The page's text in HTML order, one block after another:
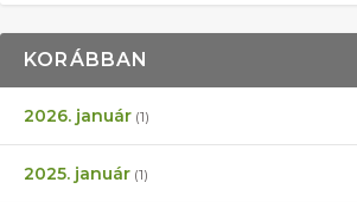
KORÁBBAN
2026. január (1)
2025. január (1)